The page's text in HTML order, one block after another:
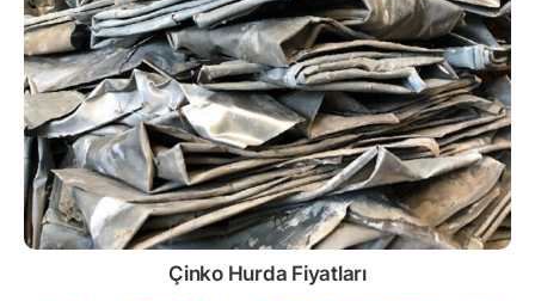
Çinko Hurda Fiyatları